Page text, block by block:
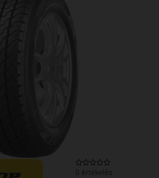
0 értékelés